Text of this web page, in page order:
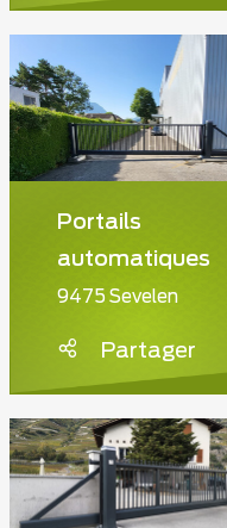
Portails
automatiques
9475 Sevelen
Partager